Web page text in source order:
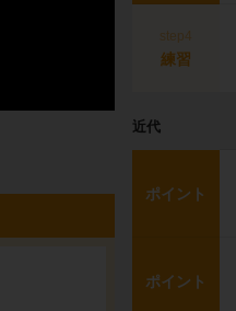
step4
練習
近代
ポイント
ポイント